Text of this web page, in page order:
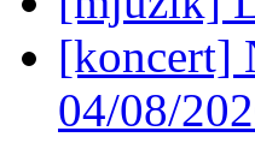
[koncert]
04/08/